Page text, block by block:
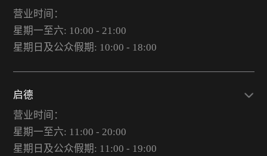
营业时间：
星期一至六: 10:00 - 21:00
星期日及公众假期: 10:00 - 18:00
启德
营业时间：
星期一至六: 11:00 - 20:00
星期日及公众假期: 11:00 - 19:00